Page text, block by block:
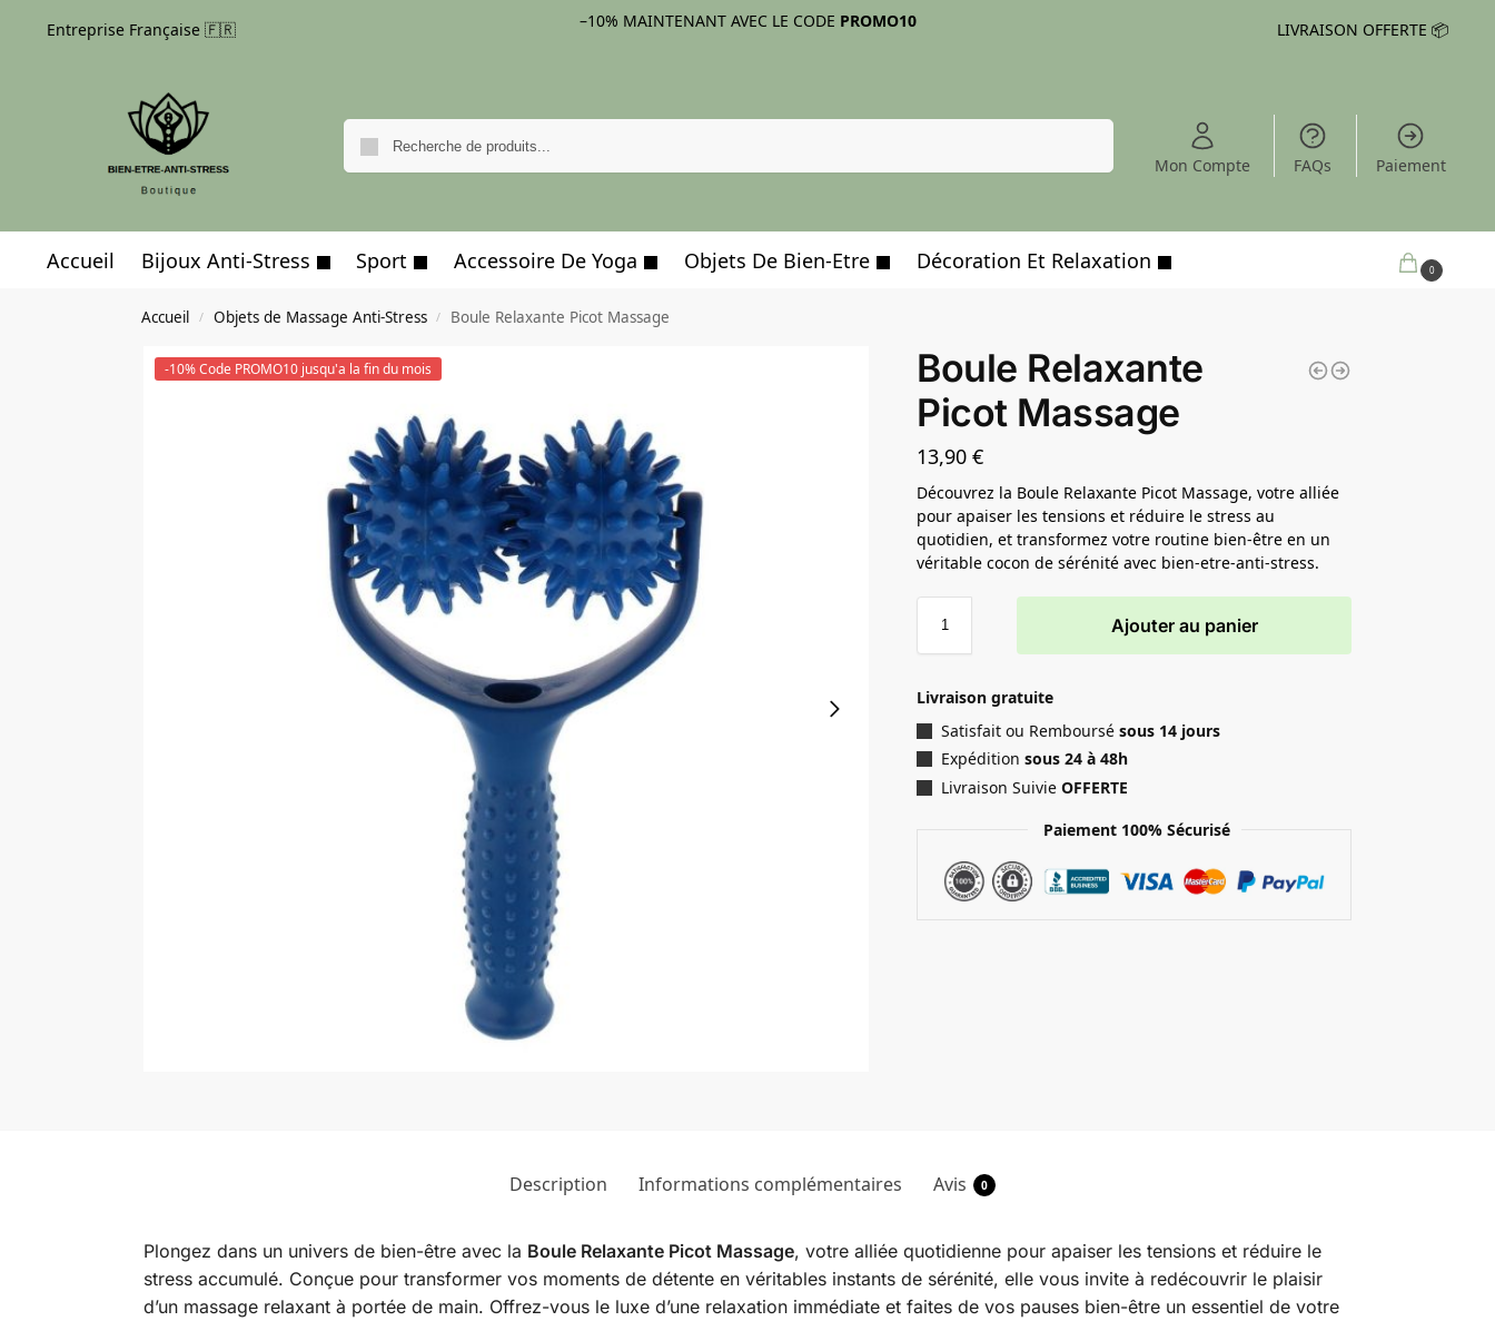
Entreprise Française 🇫🇷 –10% MAINTENANT AVEC LE CODE PROMO10 LIVRAISON OFFERTE 📦
Mon Compte FAQs Paiement
Accueil Bijoux Anti-Stress Sport Accessoire De Yoga Objets De Bien-Etre Décoration Et Relaxation 0
Accueil / Objets de Massage Anti-Stress / Boule Relaxante Picot Massage
-10% Code PROMO10 jusqu'a la fin du mois
Boule Relaxante
Picot Massage
13,90€
Découvrez la Boule Relaxante Picot Massage, votre alliée
pour apaiser les tensions et réduire le stress au
quotidien, et transformez votre routine bien-être en un
véritable cocon de sérénité avec bien-etre-anti-stress.
Ajouter au panier
Livraison gratuite
Satisfait ou Remboursésous 14 jours
Expédition sous 24 à 48h
Livraison SuivieOFFERTE
Paiement 100% Sécurisé
Description Informations complémentaires Avis 0
Plongez dans un univers de bien-être avec la Boule Relaxante Picot Massage, votre alliée quotidienne pour apaiser les tensions et réduire le
stress accumulé. Conçue pour transformer vos moments de détente en véritables instants de sérénité, elle vous invite à redécouvrir le plaisir
d’un massage relaxant à portée de main. Offrez-vous le luxe d’une relaxation immédiate et faites de vos pauses bien-être un essentiel de votre